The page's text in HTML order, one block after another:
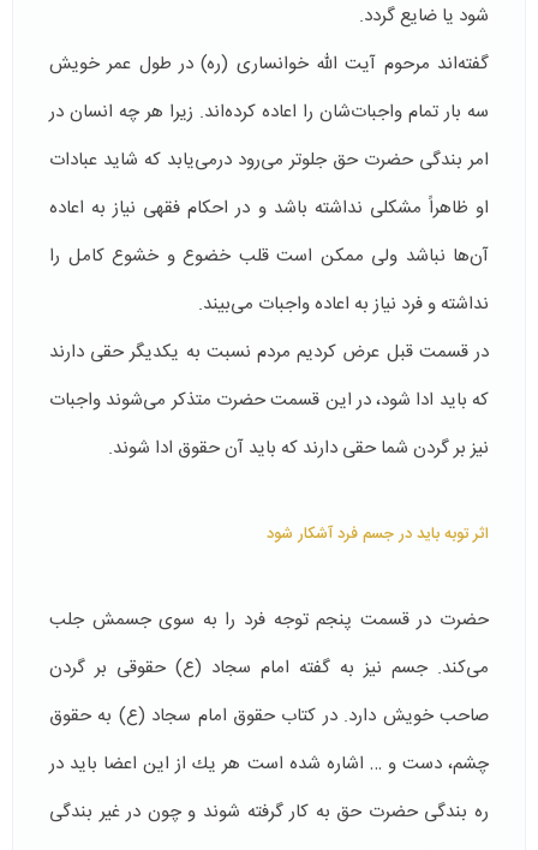
شود یا ضایع گردد.
گفته‌اند مرحوم آیت الله خوانساری (ره) در طول عمر خویش
سه بار تمام واجبات‌شان را اعاده كرده‌اند. زیرا هر چه انسان در
امر بندگی حضرت حق جلوتر می‌رود درمی‌یابد كه شاید عبادات
او ظاهراً مشكلی نداشته باشد و در احكام فقهی نیاز به اعاده‌
آن‌ها نباشد ولی ممكن است قلب خضوع و خشوع كامل را
نداشته و فرد نیاز به اعاده واجبات می‌بیند.
در قسمت قبل عرض كردیم مردم نسبت به یكدیگر حقی دارند
كه باید ادا شود، در این قسمت حضرت متذكر می‌شوند واجبات
نیز بر گردن شما حقی دارند كه باید آن حقوق ادا شوند.
اثر توبه باید در جسم فرد آشکار شود
حضرت در قسمت پنجم توجه فرد را به سوی جسمش جلب
می‌كند. جسم نیز به گفته‌ امام سجاد (ع) حقوقی بر گردن
صاحب خویش دارد. در كتاب حقوق امام سجاد (ع) به حقوق
چشم، دست و … اشاره شده است هر یك از این اعضا باید در
ره بندگی حضرت حق به كار گرفته شوند و چون در غیر بندگی